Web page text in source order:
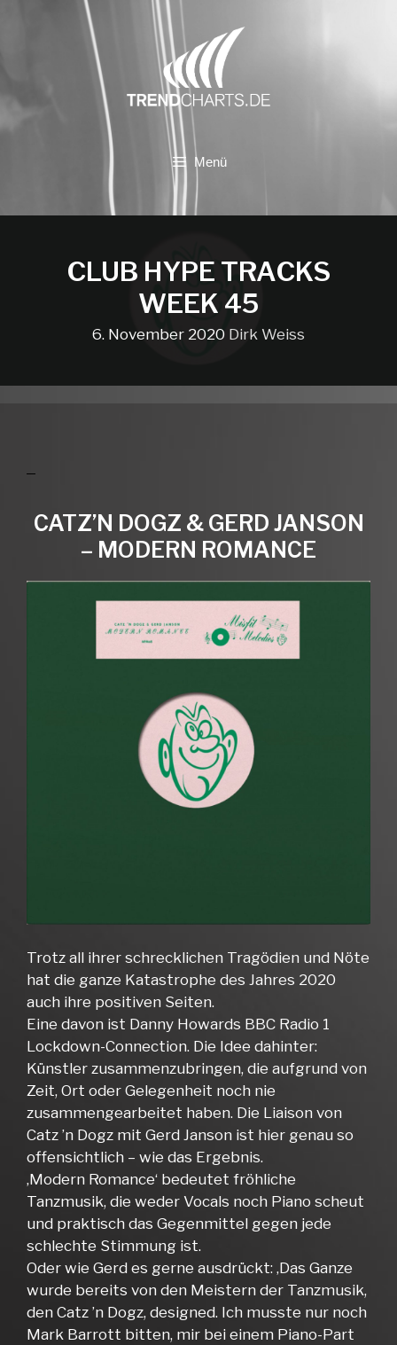
Menü
CLUB HYPE TRACKS
WEEK 45
6. November 2020 Dirk Weiss
CATZ’N DOGZ & GERD JANSON
– MODERN ROMANCE
Trotz all ihrer schrecklichen Tragödien und Nöte
hat die ganze Katastrophe des Jahres 2020
auch ihre positiven Seiten.
Eine davon ist Danny Howards BBC Radio 1
Lockdown-Connection. Die Idee dahinter:
Künstler zusammenzubringen, die aufgrund von
Zeit, Ort oder Gelegenheit noch nie
zusammengearbeitet haben. Die Liaison von
Catz ’n Dogz mit Gerd Janson ist hier genau so
offensichtlich – wie das Ergebnis.
‚Modern Romance‘ bedeutet fröhliche
Tanzmusik, die weder Vocals noch Piano scheut
und praktisch das Gegenmittel gegen jede
schlechte Stimmung ist.
Oder wie Gerd es gerne ausdrückt: ‚Das Ganze
wurde bereits von den Meistern der Tanzmusik,
den Catz ’n Dogz, designed. Ich musste nur noch
Mark Barrott bitten, mir bei einem Piano-Part